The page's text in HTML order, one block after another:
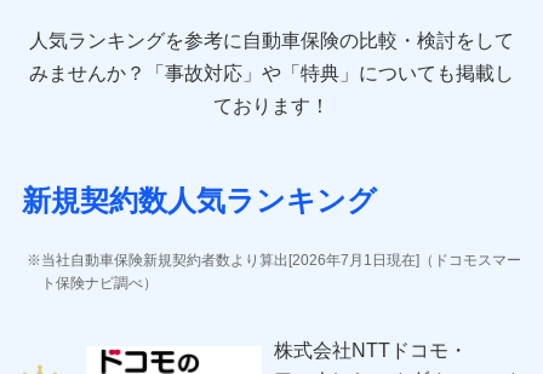
sompo.co.jp/)
東京海上ダイレクト損害保険株式会社 (https://www.e-
AIG損害保険株式会社 (https://www.aig.co.jp/sonpo)
ジェイアイ傷害火災保険株式会社
ソニー損害保険株式会社
(https://www.sonysonpo.co.jp/)
ＳＯＭＰＯダイレクト損害保険株式会社
人気ランキングを参考に自動車保険の比較・検討をして
みませんか？
「事故対応」や「特典」についても掲載し
ております！
新規契約数人気ランキング
当社自動車保険新規契約者数より算出[2026年7月1日現在]（ドコモスマー
ト保険ナビ調べ）
株式会社NTTドコモ・